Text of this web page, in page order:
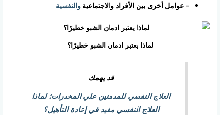
– عوامل أخرى بين الأفراد والاجتماعيةوالنفسية.
لماذا يعتبر ادمان الشبو خطيرًا؟
قد يهمك
العلاج النفسي للمدمنين علي المخدرات؛ لماذا
العلاج النفسي مفيد في إعادة التأهيل؟